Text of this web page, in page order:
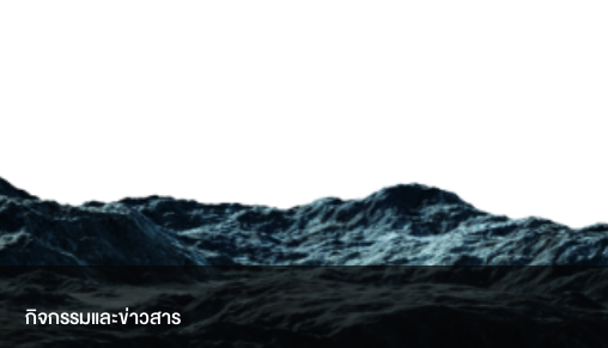
กิจกรรมและข่าวสาร